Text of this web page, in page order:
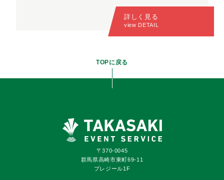
詳しく見る
view DETAIL
TOPに戻る
〒370-0045
群馬県高崎市東町69-11
プレジール1F